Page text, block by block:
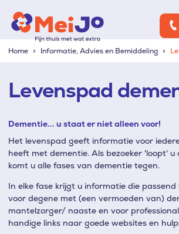
Home Informatie, Advies en Bemiddeling
Levenspad
Dementie... u staat er niet alleen voor!
Het levenspad geeft informatie voor
heeft met dementie. Als bezoeker 'loopt' u
komt u alle fases van dementie tegen.
In elke fase krijgt u informatie die passend
voor degene met (een vermoeden van)
mantelzorger/ naaste en voor
handige links naar goede websites en